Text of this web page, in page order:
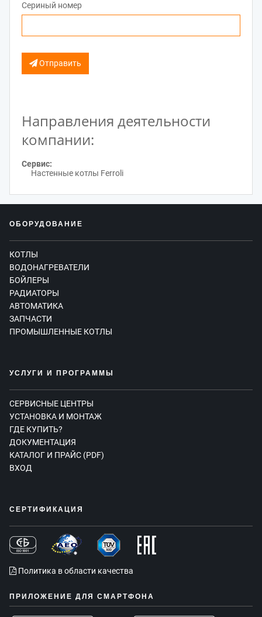
Сериный номер
Отправить
Направления деятельности
компании:
Сервис:
Настенные котлы Ferroli
ОБОРУДОВАНИЕ
КОТЛЫ
ВОДОНАГРЕВАТЕЛИ
БОЙЛЕРЫ
РАДИАТОРЫ
АВТОМАТИКА
ЗАПЧАСТИ
ПРОМЫШЛЕННЫЕ КОТЛЫ
УСЛУГИ И ПРОГРАММЫ
СЕРВИСНЫЕ ЦЕНТРЫ
УСТАНОВКА И МОНТАЖ
ГДЕ КУПИТЬ?
ДОКУМЕНТАЦИЯ
КАТАЛОГ И ПРАЙС (PDF)
ВХОД
СЕРТИФИКАЦИЯ
Политика в области качества
ПРИЛОЖЕНИЕ ДЛЯ СМАРТФОНА